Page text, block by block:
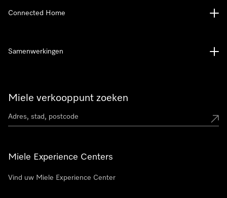
Miele verkooppunt zoeken
Miele Experience Centers
Vind uw Miele Experience Center
Connected Home
Samenwerkingen